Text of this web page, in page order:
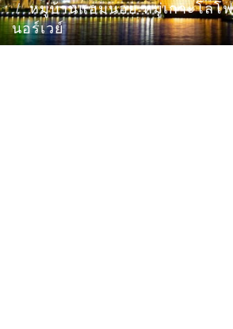
หมู่บ้านแฮมนอย หมู่เกาะโลโ
นอร์เวย์